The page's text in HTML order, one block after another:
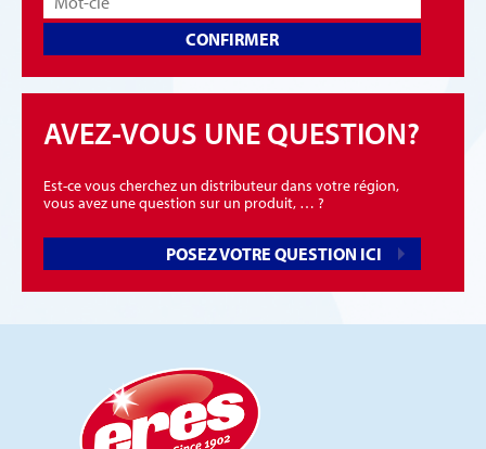
CONFIRMER
AVEZ-VOUS UNE QUESTION?
Est-ce vous cherchez un distributeur dans votre région,
vous avez une question sur un produit, … ?
POSEZ VOTRE QUESTION ICI